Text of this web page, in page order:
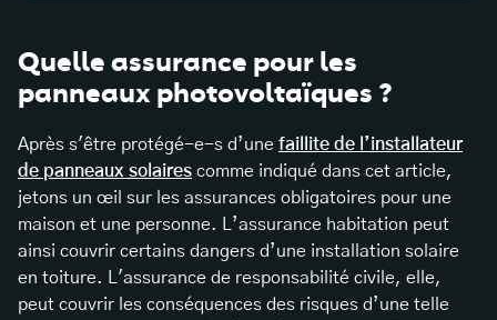
Quelle assurance pour les
panneaux photovoltaïques ?
Après s'être protégé-e-s d’une faillite de l’installateur
de panneaux solaires comme indiqué dans cet article,
jetons un œil sur les assurances obligatoires pour une
maison et une personne. L’assurance habitation peut
ainsi couvrir certains dangers d’une installation solaire
en toiture. L'assurance de responsabilité civile, elle,
peut couvrir les conséquences des risques d’une telle